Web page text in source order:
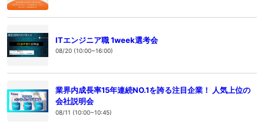
ITエンジニア職 1week選考会
08/20 (10:00~16:00)
業界内成長率15年連続NO.1を誇る注目企業！ 人気上位の
会社説明会
08/11 (10:00~10:45)